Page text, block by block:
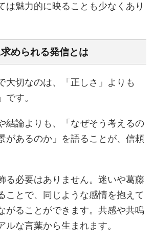
は魅力的に映ることも少なくあり
められる発信とは
大切なのは、「正しさ」よりも
です。
結論よりも、「なぜそう考えるの
があるのか」を語ることが、信頼
る必要はありません。迷いや葛藤
ことで、同じような感情を抱えて
がることができます。共感や共鳴
ルな言葉から生まれます。